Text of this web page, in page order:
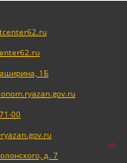
1Б
00
д. 7